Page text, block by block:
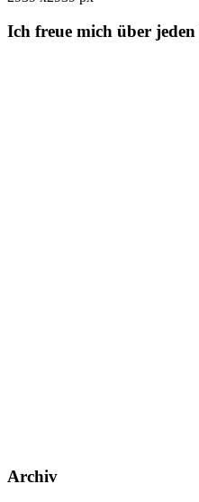
Ich freue mich über
Archiv